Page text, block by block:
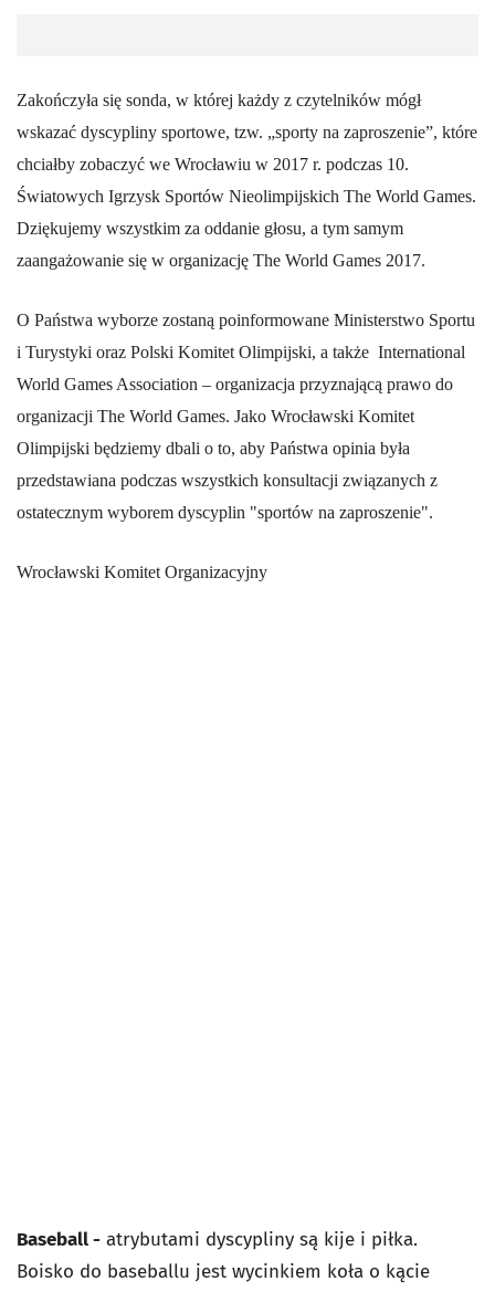
Zakończyła się sonda, w której każdy z czytelników mógł
wskazać dyscypliny sportowe, tzw. „sporty na zaproszenie”, które
chciałby zobaczyć we Wrocławiu w 2017 r. podczas 10.
Światowych Igrzysk Sportów Nieolimpijskich The World Games.
Dziękujemy wszystkim za oddanie głosu, a tym samym
zaangażowanie się w organizację The World Games 2017.
O Państwa wyborze zostaną poinformowane Ministerstwo Sportu
i Turystyki oraz Polski Komitet Olimpijski, a także International
World Games Association – organizacja przyznającą prawo do
organizacji The World Games. Jako Wrocławski Komitet
Olimpijski będziemy dbali o to, aby Państwa opinia była
przedstawiana podczas wszystkich konsultacji związanych z
ostatecznym wyborem dyscyplin "sportów na zaproszenie".
Wrocławski Komitet Organizacyjny
Baseball - atrybutami dyscypliny są kije i piłka.
Boisko do baseballu jest wycinkiem koła o kącie